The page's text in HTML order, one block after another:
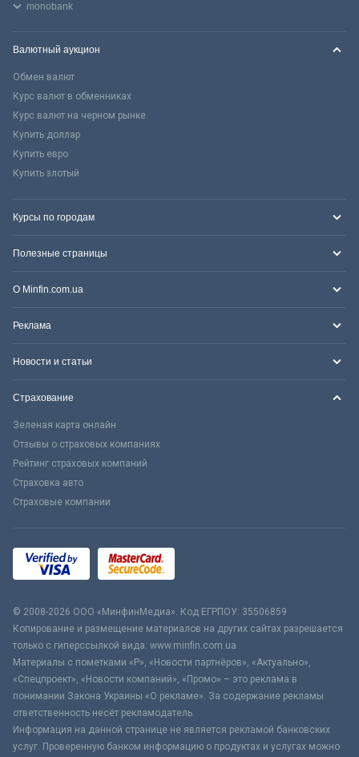
monobank
Валютный аукцион
Обмен валют
Курс валют в обменниках
Курс валют на черном рынке
Купить доллар
Купить евро
Купить злотый
Курсы по городам
Полезные страницы
О Minfin.com.ua
Реклама
Новости и статьи
Страхование
Зеленая карта онлайн
Отзывы о страховых компаниях
Рейтинг страховых компаний
Страховка авто
Страховые компании
© 2008-2026 ООО «МинфинМедиа». Код ЕГРПОУ: 35506859
Копирование и размещение материалов на других сайтах разрешается
только с гиперссылкой вида: www.minfin.com.ua
Материалы с пометками «Р», «Новости партнёров», «Актуально»,
«Спецпроект», «Новости компаний», «Промо» – это реклама в
понимании Закона Украины «О рекламе». За содержание рекламы
ответственность несёт рекламодатель.
Информация на данной странице не является рекламой банковских
услуг. Проверенную банком информацию о продуктах и услугах можно